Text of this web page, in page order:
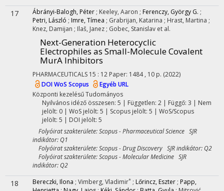
17 Ábrányi-Balogh, Péter ; Keeley, Aaron ; Ferenczy, György G. ;
Petri, László ; Imre, Tímea ; Grabrijan, Katarina ; Hrast, Martina ;
Knez, Damijan ; Ilaš, Janez ; Gobec, Stanislav et al.
Next-Generation Heterocyclic
Electrophiles as Small-Molecule Covalent
MurA Inhibitors
PHARMACEUTICALS 15 : 12 Paper: 1484 , 10 p. (2022)
DOIWoS Scopus
Egyéb URL
Központi kezelésűTudományos
Nyilvános idéző összesen: 5 | Független: 2 | Függő: 3 | Nem
jelölt: 0 | WoS jelölt: 5 | Scopus jelölt: 5 | WoS/Scopus
jelölt: 5 | DOI jelölt: 5
Folyóirat szakterülete: Scopus - Pharmaceutical Science SJR
indikátor: Q1
Folyóirat szakterülete: Scopus - Drug Discovery SJR indikátor: Q2
Folyóirat szakterülete: Scopus - Molecular Medicine SJR
indikátor: Q2
18 Bereczki, Ilona ; Vimberg, Vladimir* ; Lőrincz, Eszter ; Papp,